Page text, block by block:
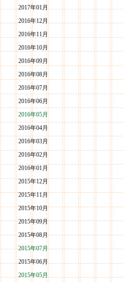
2017年01月
2016年12月
2016年11月
2016年10月
2016年09月
2016年08月
2016年07月
2016年06月
2016年05月
2016年04月
2016年03月
2016年02月
2016年01月
2015年12月
2015年11月
2015年10月
2015年09月
2015年08月
2015年07月
2015年06月
2015年05月